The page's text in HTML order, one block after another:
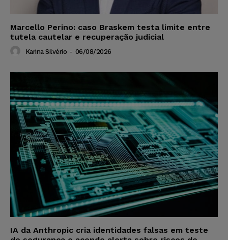
Marcello Perino: caso Braskem testa limite entre
tutela cautelar e recuperação judicial
Karina Silvério - 06/08/2026
IA da Anthropic cria identidades falsas em teste